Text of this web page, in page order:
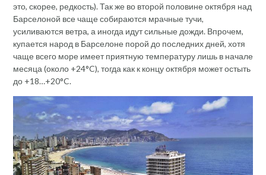
это, скорее, редкость). Так же во второй половине октября над
Барселоной все чаще собираются мрачные тучи,
усиливаются ветра, а иногда идут сильные дожди. Впрочем,
купается народ в Барселоне порой до последних дней, хотя
чаще всего море имеет приятную температуру лишь в начале
месяца (около +24°C), тогда как к концу октября может остыть
до +18…+20°C.